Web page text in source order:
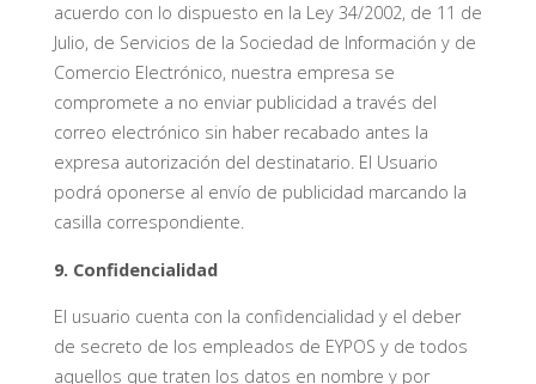
acuerdo con lo dispuesto en la Ley 34/2002, de 11 de
Julio, de Servicios de la Sociedad de Información y de
Comercio Electrónico, nuestra empresa se
compromete a no enviar publicidad a través del
correo electrónico sin haber recabado antes la
expresa autorización del destinatario. El Usuario
podrá oponerse al envío de publicidad marcando la
casilla correspondiente.
9. Confidencialidad
El usuario cuenta con la confidencialidad y el deber
de secreto de los empleados de EYPOS y de todos
aquellos que traten los datos en nombre y por